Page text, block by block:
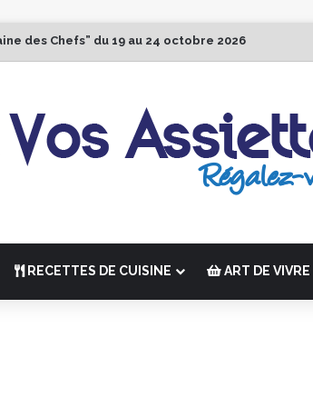
des Chefs” du 19 au 24 octobre 2026
RECETTES DE CUISINE ART DE VIVRE